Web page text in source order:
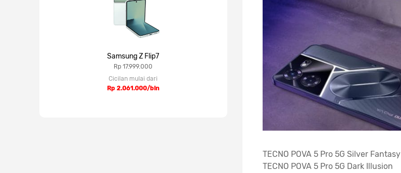
Samsung Z Flip7
Rp 17.999.000
Cicilan mulai dari
Rp 2.061.000/bln
TECNO POVA 5 Pro 5G Silver Fantasy
TECNO POVA 5 Pro 5G Dark Illusion